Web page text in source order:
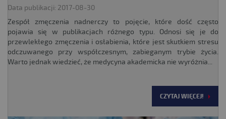
Data publikacji: 2017-08-30
Zespół zmęczenia nadnerczy to pojęcie, które dość często
pojawia się w publikacjach różnego typu. Odnosi się je do
przewlekłego zmęczenia i osłabienia, które jest skutkiem stresu
odczuwanego przy współczesnym, zabieganym trybie życia.
Warto jednak wiedzieć, że medycyna akademicka nie wyróżnia...
CZYTAJ WIĘCEJ!